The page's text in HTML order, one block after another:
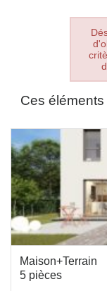
Ces
Maison+Terrain
5 pièces